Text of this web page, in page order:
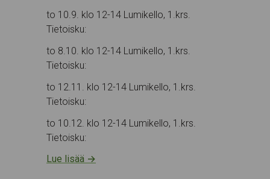
to 10.9. klo 12-14 Lumikello, 1.krs.
Tietoisku:
to 8.10. klo 12-14 Lumikello, 1.krs.
Tietoisku:
to 12.11. klo 12-14 Lumikello, 1.krs.
Tietoisku:
to 10.12. klo 12-14 Lumikello, 1.krs.
Tietoisku:
Lue lisää →